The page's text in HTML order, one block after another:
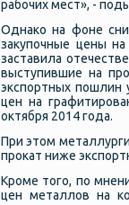
рабочих мест», -
Однако на фоне
закупочные цены
заставила
выступившие на
экспортных пошлин
цен на
октября 2014 года.
При этом
прокат ниже
Кроме того, по
цен металлов на